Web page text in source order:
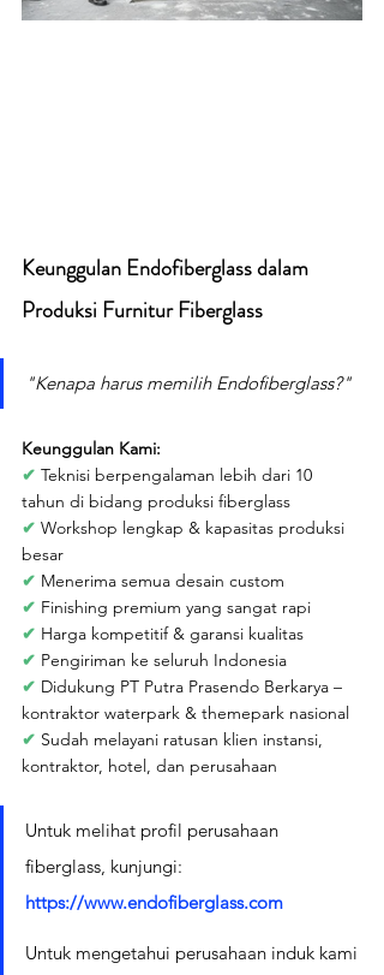
Keunggulan Endofiberglass dalam
Produksi Furnitur Fiberglass
"Kenapa harus memilih Endofiberglass?"
Keunggulan Kami:
✔ Teknisi berpengalaman lebih dari 10
tahun di bidang produksi fiberglass
✔ Workshop lengkap & kapasitas produksi
besar
✔ Menerima semua desain custom
✔ Finishing premium yang sangat rapi
✔ Harga kompetitif & garansi kualitas
✔ Pengiriman ke seluruh Indonesia
✔ Didukung PT Putra Prasendo Berkarya –
kontraktor waterpark & themepark nasional
✔ Sudah melayani ratusan klien instansi,
kontraktor, hotel, dan perusahaan
Untuk melihat profil perusahaan
fiberglass, kunjungi:
https://www.endofiberglass.com
Untuk mengetahui perusahaan induk kami